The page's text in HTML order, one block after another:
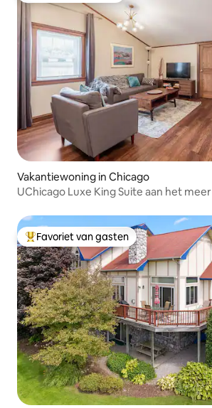
Vakantiewoning in Chicago
UChicago Luxe King Suite aan het meer
Topfavoriet van gasten
Favoriet van gasten